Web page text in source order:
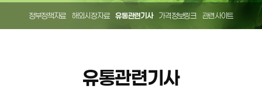
정부정책자료 해외시장자료 유통관련기사 가격정보링크 관련사이트
유통관련기사